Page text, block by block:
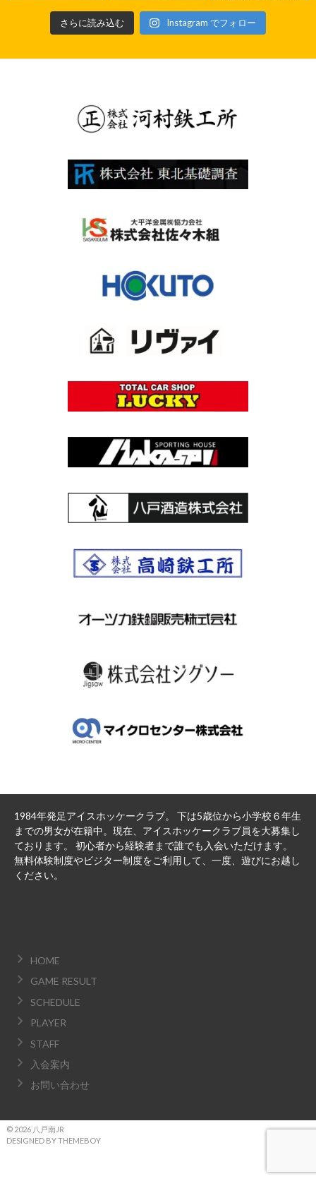
さらに読み込む Instagram でフォロー
1984年発足アイスホッケークラブ。 下は5歳位から小学校６年生
までの男女が在籍中。現在、アイスホッケークラブ員を大募集し
ております。 初心者から経験者まで誰でも入会いただけます。
無料体験制度やビジター制度をご利用して、一度、遊びにお越し
ください。
HOME
GAME RESULT
SCHEDULE
PLAYER
STAFF
入会案内
お問い合わせ
© 2026 八戸南JR
DESIGNED BY THEMEBOY